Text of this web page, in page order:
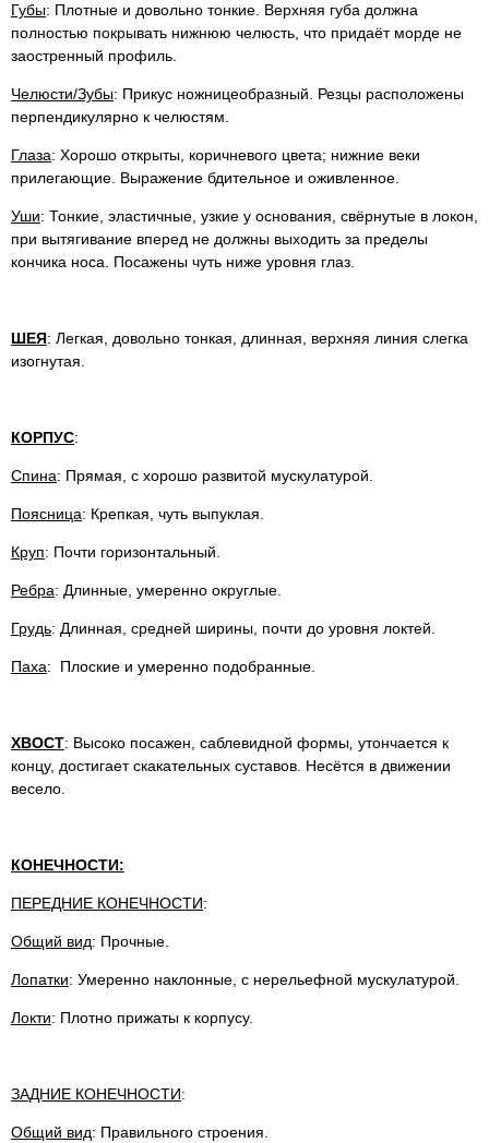
Губы: Плотные и довольно тонкие. Верхняя губа должна
полностью покрывать нижнюю челюсть, что придаёт морде не
заостренный профиль.
Челюсти/Зубы: Прикус ножницеобразный. Резцы расположены
перпендикулярно к челюстям.
Глаза: Хорошо открыты, коричневого цвета; нижние веки
прилегающие. Выражение бдительное и оживленное.
Уши: Тонкие, эластичные, узкие у основания, свёрнутые в локон,
при вытягивание вперед не должны выходить за пределы
кончика носа. Посажены чуть ниже уровня глаз.
ШЕЯ: Легкая, довольно тонкая, длинная, верхняя линия слегка
изогнутая.
КОРПУС:
Спина: Прямая, с хорошо развитой мускулатурой.
Поясница: Крепкая, чуть выпуклая.
Круп: Почти горизонтальный.
Ребра: Длинные, умеренно округлые.
Грудь: Длинная, средней ширины, почти до уровня локтей.
Паха: Плоские и умеренно подобранные.
ХВОСТ: Высоко посажен, саблевидной формы утончается к
концу, достигает скакательных суставов. Несётся в движении
весело.
КОНЕЧНОСТИ:
ПЕРЕДНИЕ КОНЕЧНОСТИ:
Общий вид: Прочные.
Лопатки: Умеренно наклонные, с нерельефной мускулатурой.
Локти: Плотно прижаты к корпусу.
ЗАДНИЕ КОНЕЧНОСТИ:
Общий вид: Правильного строения.